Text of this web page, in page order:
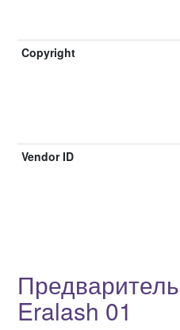
Copyright
Vendor ID
Eralash 01